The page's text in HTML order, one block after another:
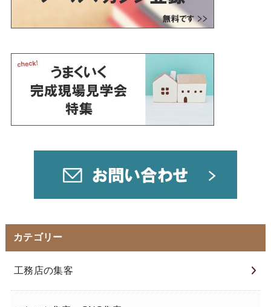
カテゴリー
工務店の集客